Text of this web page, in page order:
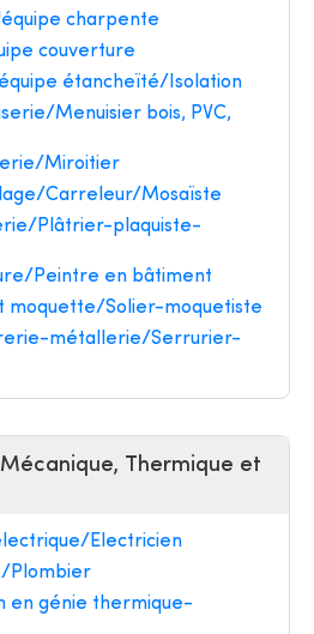
charpente
couverture
étancheïté/Isolation
Menuisier bois, PVC,
Miroitier
Carreleur/Mosaïste
Plâtrier-plaquiste-
Peintre en bâtiment
moquette/Solier-moquetiste
métallerie/Serrurier-
Thermique et
Electricien
Plombier
en génie thermique-